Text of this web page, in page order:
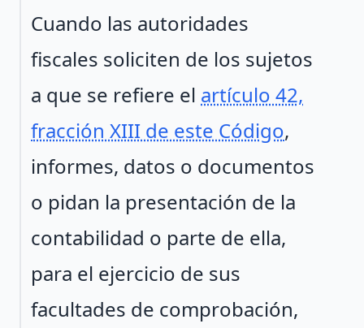
Párrafo 1
Cuando las autoridades
fiscales soliciten de los sujetos
a que se refiere el artículo 42,
fracción XIII de este Código,
informes, datos o documentos
o pidan la presentación de la
contabilidad o parte de ella,
para el ejercicio de sus
facultades de comprobación,